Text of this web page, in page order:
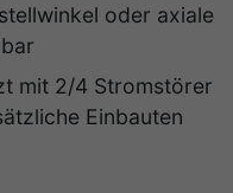
oder axiale
mit 2/4 Stromstörer
Einbauten